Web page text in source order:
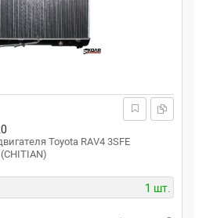
Toyota RAV4 3SFE
1 шт.